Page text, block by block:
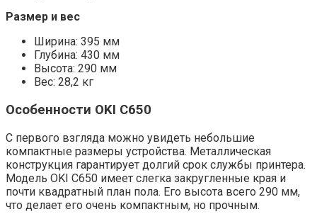
Размер и вес
Ширина: 395 мм
Глубина: 430 мм
Высота: 290 мм
Вес: 28,2 кг
Особенности OKI C650
С первого взгляда можно увидеть небольшие
компактные размеры устройства. Металлическая
конструкция гарантирует долгий срок службы принтера.
Модель OKI C650 имеет слегка закругленные края и
почти квадратный план пола. Его высота всего 290 мм,
что делает его очень компактным, но прочным.